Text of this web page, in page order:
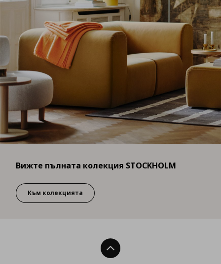
Вижте пълната колекция STOCKHOLM
Вижте пълната колекция STOCKHOLM
Към колекцията
Нагоре